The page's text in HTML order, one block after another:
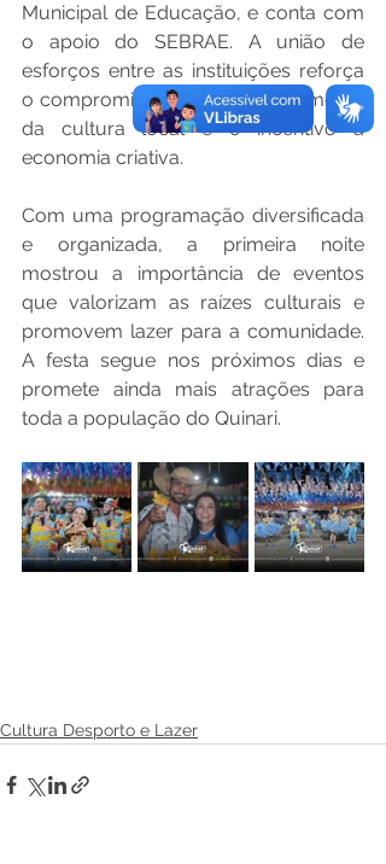
Municipal de Educação, e conta com
o apoio do SEBRAE. A união de
esforços entre as instituições reforça
o compromisso com o fortalecimento
da cultura local e o incentivo à
economia criativa.
Com uma programação diversificada
e organizada, a primeira noite
mostrou a importância de eventos
que valorizam as raízes culturais e
promovem lazer para a comunidade.
A festa segue nos próximos dias e
promete ainda mais atrações para
toda a população do Quinari.
Cultura Desporto e Lazer